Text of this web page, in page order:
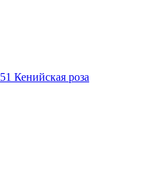
51 Кенийская роза